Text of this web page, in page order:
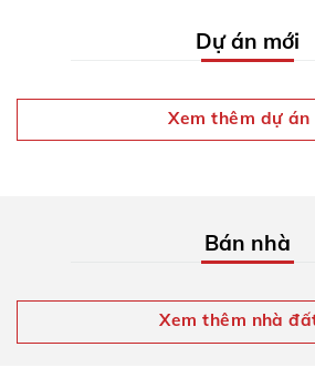
Dự án mới
Xem thêm dự án
Bán nhà
Xem thêm nhà